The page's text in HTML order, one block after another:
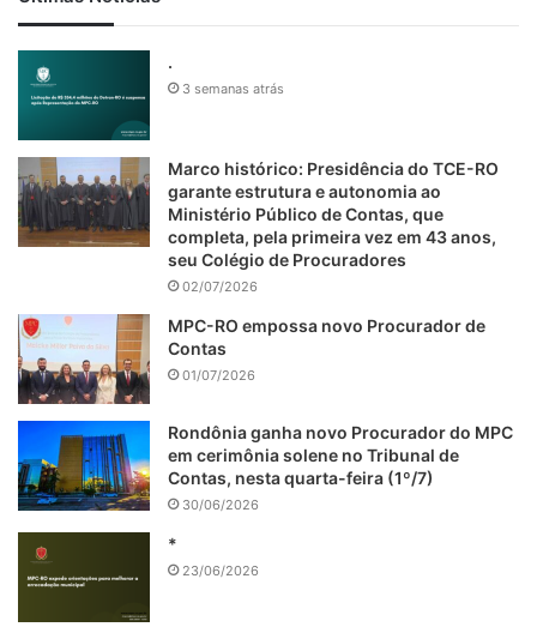
.
3 semanas atrás
Marco histórico: Presidência do TCE-RO
garante estrutura e autonomia ao
Ministério Público de Contas, que
completa, pela primeira vez em 43 anos,
seu Colégio de Procuradores
02/07/2026
MPC-RO empossa novo Procurador de
Contas
01/07/2026
Rondônia ganha novo Procurador do MPC
em cerimônia solene no Tribunal de
Contas, nesta quarta-feira (1º/7)
30/06/2026
*
23/06/2026